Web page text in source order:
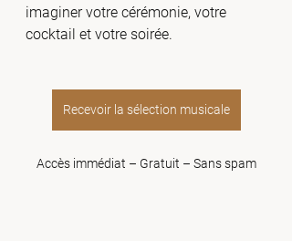
imaginer votre cérémonie, votre
cocktail et votre soirée.
Recevoir la sélection musicale
Accès immédiat – Gratuit – Sans spam